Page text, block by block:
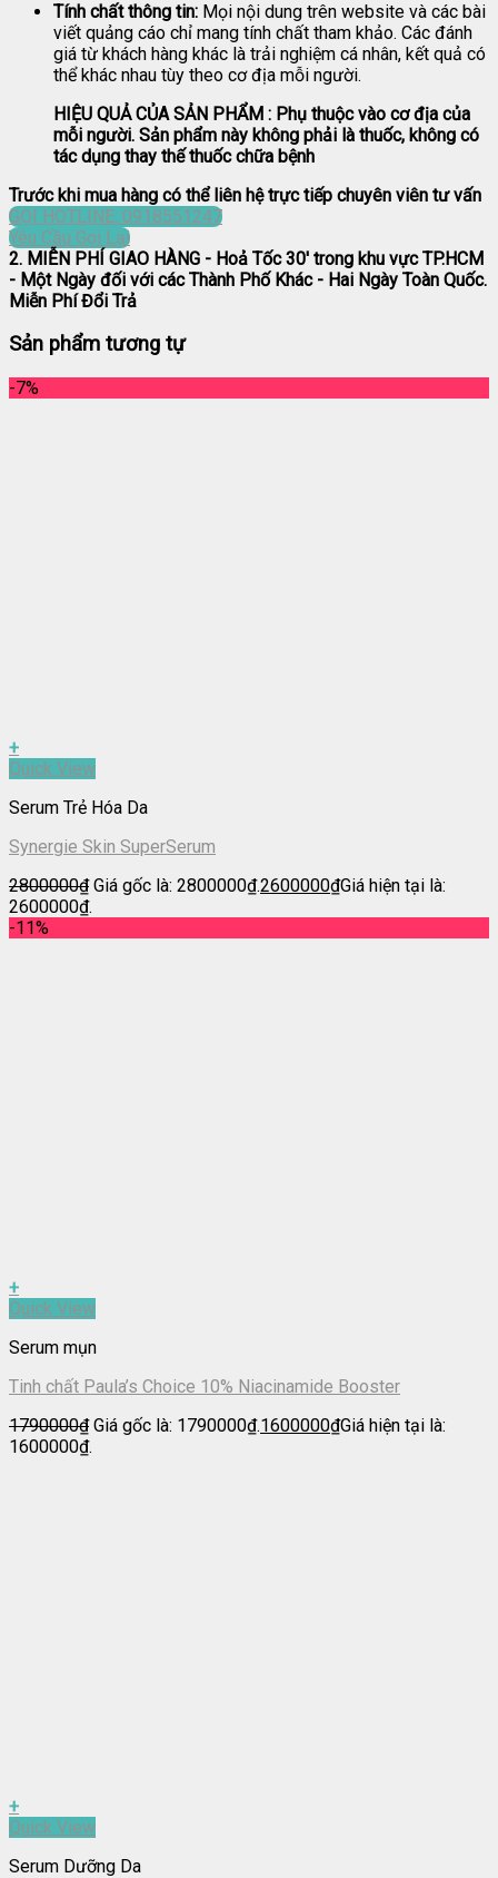
Tính chất thông tin: Mọi nội dung trên website và các bài
viết quảng cáo chỉ mang tính chất tham khảo. Các đánh
giá từ khách hàng khác là trải nghiệm cá nhân, kết quả có
thể khác nhau tùy theo cơ địa mỗi người.
HIỆU QUẢ CỦA SẢN PHẨM : Phụ thuộc vào cơ địa của
mỗi người. Sản phẩm này không phải là thuốc, không có
tác dụng thay thế thuốc chữa bệnh
Trước khi mua hàng có thể liên hệ trực tiếp chuyên viên tư vấn
GỌI HOTLINE: 0918551247
Yêu Cầu Gọi Lại
2. MIỄN PHÍ GIAO HÀNG - Hoả Tốc 30' trong khu vực TP.HCM
- Một Ngày đối với các Thành Phố Khác - Hai Ngày Toàn Quốc.
Miễn Phí Đổi Trả
Sản phẩm tương tự
-7%
+
Quick View
Serum Trẻ Hóa Da
Synergie Skin SuperSerum
2800000₫ Giá gốc là: 2800000₫.2600000₫Giá hiện tại là:
2600000₫.
-11%
+
Quick View
Serum mụn
Tinh chất Paula’s Choice 10% Niacinamide Booster
1790000₫ Giá gốc là: 1790000₫.1600000₫Giá hiện tại là:
1600000₫.
+
Quick View
Serum Dưỡng Da